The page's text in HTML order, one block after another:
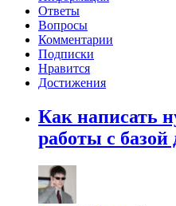
Ответы
Вопросы
Комментарии
Подписки
Нравится
Достижения
Как написать
работы с